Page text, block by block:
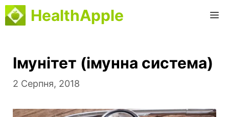
Перейти
до
HealthApple
Імунітет (імунна система)
2 Серпня, 2018